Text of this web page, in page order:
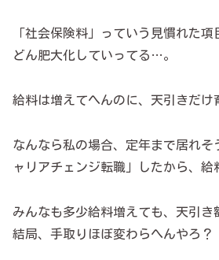
「社会保険料」っていう見慣れた
どん肥大化していってる…。
給料は増えてへんのに、天引きだけ
なんなら私の場合、定年まで居れそ
ャリアチェンジ転職」したから、給
みんなも多少給料増えても、天引き
結局、手取りほぼ変わらへんやろ？